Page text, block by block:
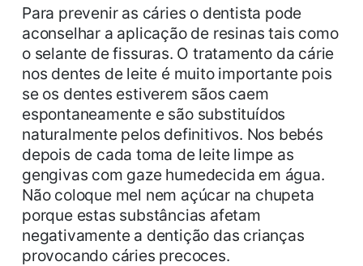
Para prevenir as cáries o dentista pode
aconselhar a aplicação de resinas tais como
o selante de fissuras. O tratamento da cárie
nos dentes de leite é muito importante pois
se os dentes estiverem sãos caem
espontaneamente e são substituídos
naturalmente pelos definitivos. Nos bebés
depois de cada toma de leite limpe as
gengivas com gaze humedecida em água.
Não coloque mel nem açúcar na chupeta
porque estas substâncias afetam
negativamente a dentição das crianças
provocando cáries precoces.